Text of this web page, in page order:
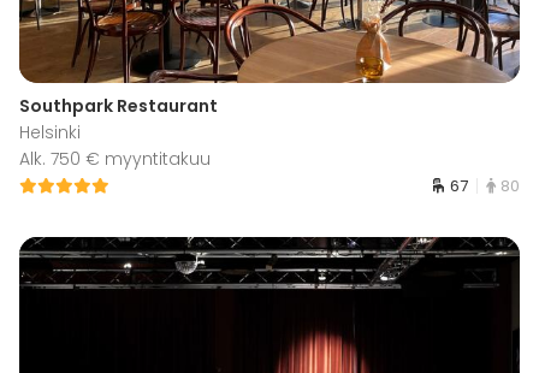
Southpark Restaurant
Helsinki
Alk. 750 € myyntitakuu
67 80